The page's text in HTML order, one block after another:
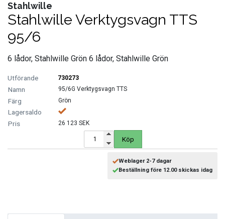
FORDONSVERKTYG UNIVERSAL
FÖRBRUKNING
GÖR-DET-SJÄLV PRODUKTER
KONCENTRATSPRUTOR
LIM & FOG
MASKINER OCH TVÄTTUTRUSTNING
Stahlwille
Stahlwille Verktygsvagn TTS
95/6
6 lådor, Stahlwille Grön 6 lådor, Stahlwille Grön
730273
95/6G Verktygsvagn TTS
Grön
26 123 SEK
Köp
Weblager 2-7 dagar
Beställning före 12.00 skickas idag